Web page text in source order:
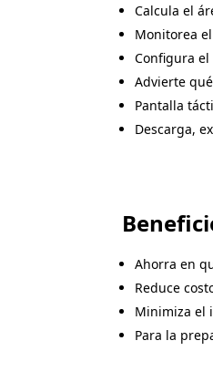
Calcula el
Monitorea
Configura
Advierte
Pantalla
Descarga,
Ahorra en
Reduce
Minimiza el
Para la